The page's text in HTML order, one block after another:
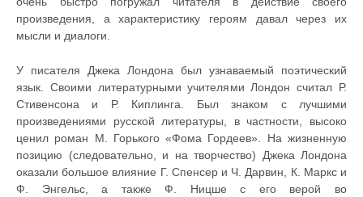
произведения, а характеристику героям давал через их
мысли и диалоги.
У писателя Джека Лондона был узнаваемый поэтический
язык. Своими литературными учителями Лондон считал Р.
Стивенсона и Р. Киплинга. Был знаком с лучшими
произведениями русской литературы, в частности, высоко
ценил роман М. Горького «Фома Гордеев». На жизненную
позицию (следовательно, и на творчество) Джека Лондона
оказали большое влияние Г. Спенсер и Ч. Дарвин, К. Маркс и
Ф. Энгельс, а также Ф. Ницше с его верой во